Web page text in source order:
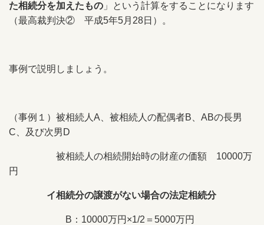
た相続分を加えたもの 」という計算をすることになります
（最高裁判決② 平成5年5月28日 ）。
事例で説明しましょう。
（事例１）被相続人A、被相続人の配偶者B、ABの長男
C、及び次男D
被相続人の相続開始時の財産の価額 10000万
円
イ相続分の譲渡がない場合の法定相続分
B：10000万円×1/2＝5000万円